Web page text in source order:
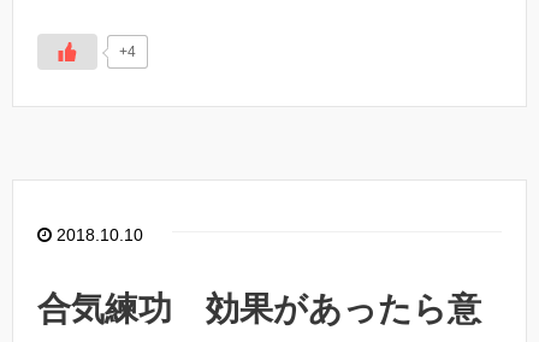
+4
2018.10.10
合気練功 効果があったら意